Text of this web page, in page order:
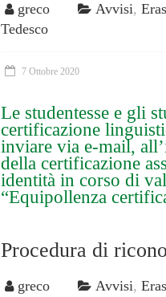
greco Avvisi,
Tedesco
7 Ottobre 2020
Le studentesse e gli
certificazione
inviare via e-mail,
della certificazione
identità in corso di
“Equipollenza
Procedura di
greco Avvisi,